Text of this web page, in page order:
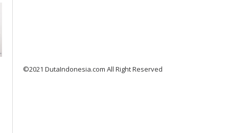
©2021 DutaIndonesia.com All Right Reserved